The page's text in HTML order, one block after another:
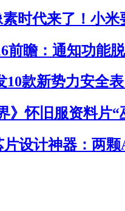
时代来了！小米
前瞻：通知功能
10款新势力安全
》怀旧服资料片
设计神器：两